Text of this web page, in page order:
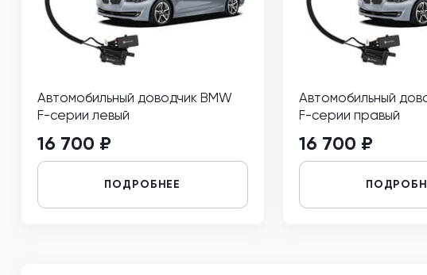
Автомобильный доводчик BMW
F-серии левый
16 700 ₽
ПОДРОБНЕЕ
Автомобильный
F-серии правый
16 700 ₽